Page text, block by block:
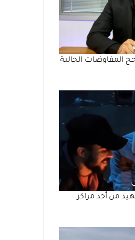
المفاوضات الحالية
من أحد مراكز